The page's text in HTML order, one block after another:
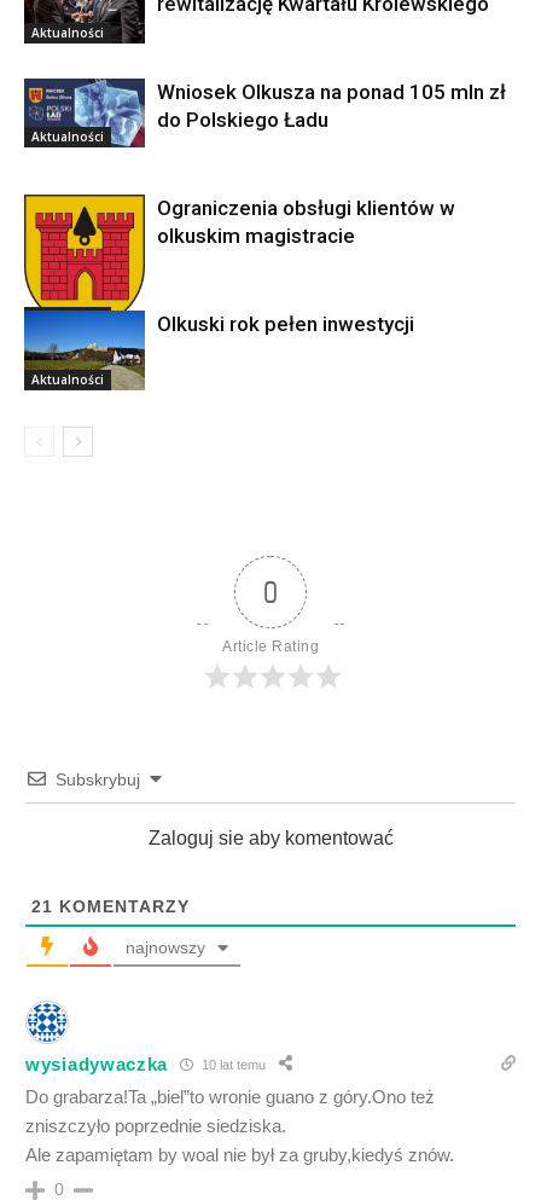
Aktualności
Aktualności
Wniosek Olkusza na ponad 105 mln zł
do Polskiego Ładu
Aktualności
Ograniczenia obsługi klientów w
olkuskim magistracie
Aktualności
Olkuski rok pełen inwestycji
0
Article Rating
Subskrybuj
Zaloguj sie aby komentować
21 KOMENTARZY
najnowszy
wysiadywaczka 10 lat temu
Do grabarza!Ta „biel”to wronie guano z góry.Ono też
zniszczyło poprzednie siedziska.
Ale zapamiętam by woal nie był za gruby,kiedyś znów.
0